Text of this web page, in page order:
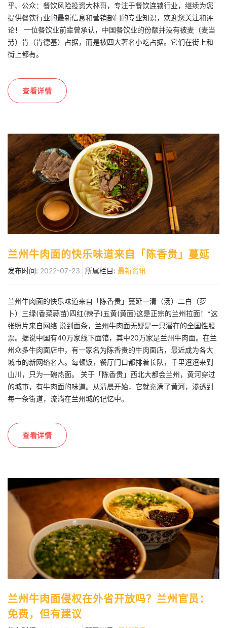
乎、公众：餐饮风险投资大林哥，专注于餐饮连锁行业，继续为您
提供餐饮行业的最新信息和营销部门的专业知识，欢迎您关注和评
论！ 一位餐饮业前辈曾承认，中国餐饮业的份额并没有被麦（麦当
劳）肯（肯德基）占据，而是被四大著名小吃占据。它们在街上和
街上都有。
查看详情
兰州牛肉面的快乐味道来自「陈香贵」蔓延
发布时间: 2022-07-23 所属栏目: 最新资讯
兰州牛肉面的快乐味道来自「陈香贵」蔓延一清（汤）二白（萝
卜）三绿(香菜蒜苗)四红(辣子)五黄(黄面)这是正宗的兰州拉面！*这
张照片来自网络 说到面条，兰州牛肉面无疑是一只潜在的全国性股
票。据说中国有40万家线下面馆，其中20万家是兰州牛肉面。在兰
州众多牛肉面店中，有一家名为陈香贵的牛肉面店，最近成为各大
城市的新网络名人。每顿饭，餐厅门口都排着长队，千里迢迢来到
山川，只为一碗热面。 关于「陈香贵」西北大都会兰州，黄河穿过
的城市，有牛肉面的味道。从清晨开始，它就充满了黄河，渗透到
每一条街道，流淌在兰州城的记忆中。
查看详情
兰州牛肉面侵权在外省开放吗？兰州官员：
免费，但有建议